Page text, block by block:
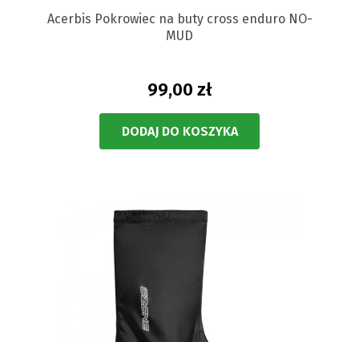
Acerbis Pokrowiec na buty cross enduro NO-
MUD
99,00 zł
DODAJ DO KOSZYKA